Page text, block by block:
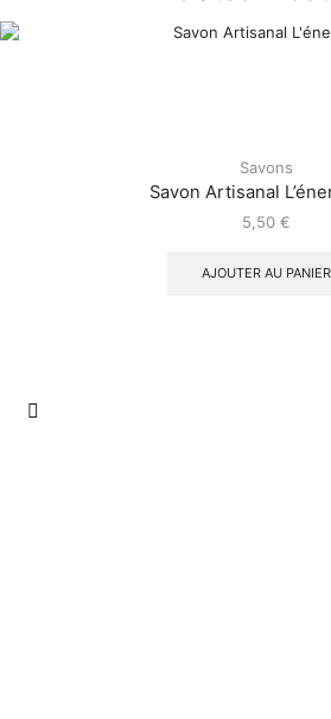
Savons
Savon Artisanal
5,50 €
AJOUTER AU PANIER